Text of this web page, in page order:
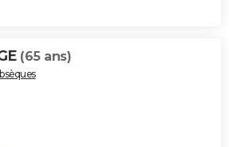
(65 ans)